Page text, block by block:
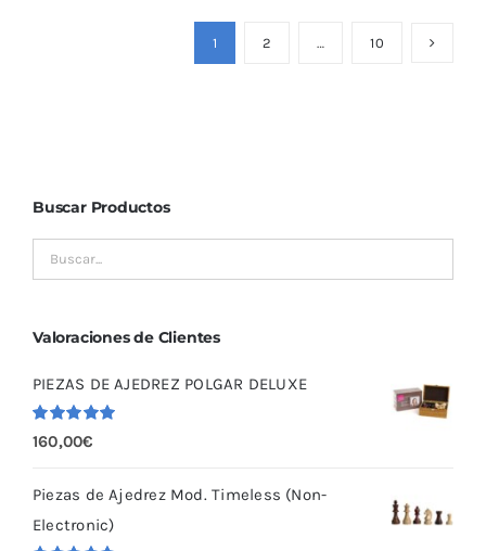
1 2 … 10
Buscar Productos
Valoraciones de Clientes
PIEZAS DE AJEDREZ POLGAR DELUXE
Valorado
con 5.00
160,00€
Piezas de Ajedrez Mod. Timeless (Non-
Electronic)